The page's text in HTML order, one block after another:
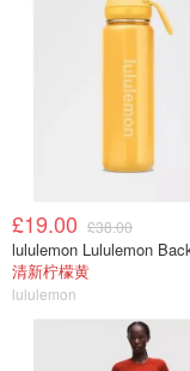
£19.00 £38.00
清新柠檬黄
lululemon